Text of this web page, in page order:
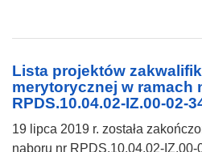
Lista projektów
merytorycznej w ramach
RPDS.10.04.02-IZ.00-02-
19 lipca 2019 r. została
naboru nr RPDS.10.04.02-IZ.00-